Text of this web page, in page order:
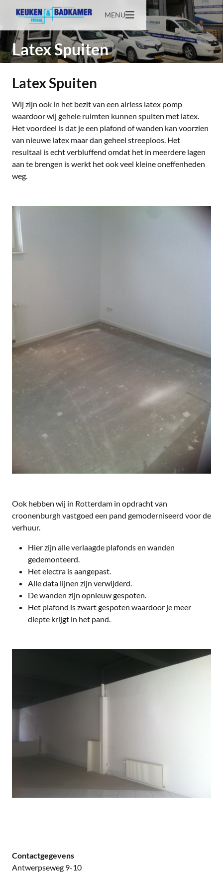
MENU
Latex Spuiten
Latex Spuiten
Wij zijn ook in het bezit van een airless latex pomp
waardoor wij gehele ruimten kunnen spuiten met latex.
Het voordeel is dat je een plafond of wanden kan voorzien
van nieuwe latex maar dan geheel streeploos. Het
resultaal is echt verbluffend omdat het in meerdere lagen
aan te brengen is werkt het ook veel kleine oneffenheden
weg.
Ook hebben wij in Rotterdam in opdracht van
croonenburgh vastgoed een pand gemoderniseerd voor de
verhuur.
Hier zijn alle verlaagde plafonds en wanden
gedemonteerd.
Het electra is aangepast.
Alle data lijnen zijn verwijderd.
De wanden zijn opnieuw gespoten.
Het plafond is zwart gespoten waardoor je meer
diepte krijgt in het pand.
Contactgegevens
Antwerpseweg 9-10